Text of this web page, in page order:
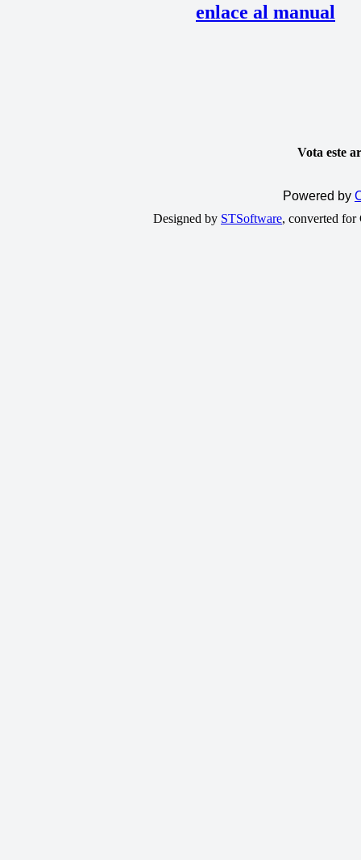
enlace al manual
Vota este
Powered by
Designed by STSoftware, converted